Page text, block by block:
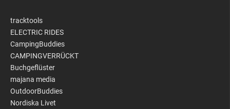
tracktools
ELECTRIC RIDES
CampingBuddies
CAMPINGVERRÜCKT
Buchgeflüster
majana media
OutdoorBuddies
Nordiska Livet